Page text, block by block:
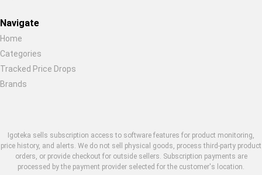
Navigate
Home
Categories
Tracked Price Drops
Brands
Igoteka sells subscription access to software features for product monitoring,
price history, and alerts. We do not sell physical goods, process third-party product
orders, or provide checkout for outside sellers. Subscription payments are
processed by the payment provider selected for the customer's location.